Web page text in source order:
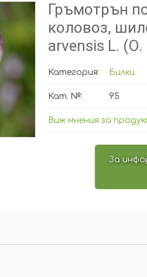
Гръмотрън
коловоз,
arvensis L.
Категория: Билки
Кат. №: 95
Виж мнения за
За